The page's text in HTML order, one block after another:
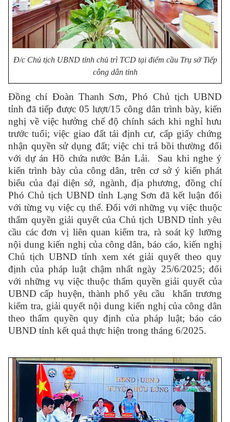
Đ/c Chủ tịch UBND tỉnh chủ trì TCD tại điểm cầu Trụ sở Tiếp
công dân tỉnh
Đồng chí Đoàn Thanh Sơn, Phó Chủ tịch UBND
tỉnh đã tiếp được 05 lượt/15 công dân trình bày, kiến
nghị về việc hưởng chế độ chính sách khi nghỉ hưu
trước tuổi; việc giao đất tái định cư, cấp giấy chứng
nhận quyền sử dụng đất; việc chi trả bồi thường đối
với dự án Hồ chứa nước Bản Lải. Sau khi nghe ý
kiến trình bày của công dân, trên cơ sở ý kiến phát
biểu của đại diện sở, ngành, địa phương, đồng chí
Phó Chủ tịch UBND tỉnh Lạng Sơn đã kết luận đối
với từng vụ việc cụ thể. Đối với những vụ việc thuộc
thẩm quyền giải quyết của Chủ tịch UBND tỉnh yêu
cầu các đơn vị liên quan kiểm tra, rà soát kỹ lưỡng
nội dung kiến nghị của công dân,báo cáo, kiến nghị
Chủ tịch UBND tỉnh xem xét giải quyết theo quy
định của pháp luật chậm nhất ngày 25/6/2025; đối
với những vụ việc thuộc thẩm quyền giải quyết của
UBND cấp huyện, thành phố yêu cầu
khẩn trương
kiểm tra, giải quyết nội dung kiến nghị của công dân
theo thẩm quyền quy định của pháp luật; báo cáo
UBND tỉnh kết quả thực hiện trong tháng 6/2025.